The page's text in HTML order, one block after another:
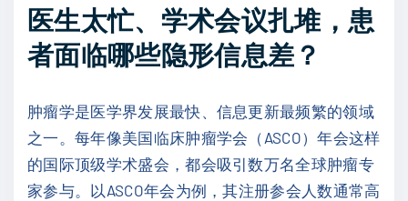
医生太忙、学术会议扎堆，患
者面临哪些隐形信息差？
肿瘤学是医学界发展最快、信息更新最频繁的领域
之一。每年像美国临床肿瘤学会（ASCO）年会这样
的国际顶级学术盛会，都会吸引数万名全球肿瘤专
家参与。以ASCO年会为例，其注册参会人数通常高